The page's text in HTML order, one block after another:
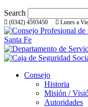
Search
(0342) 4593450 Lunes a
Consejo
Historia
Misión /
Autoridades